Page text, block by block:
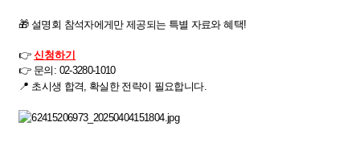
🎁 설명회 참석자에게만 제공되는 특별 자료와 혜택!
👉신청하기
👉​ 문의: 02-3280-1010
📍 초시생 합격, 확실한 전략이 필요합니다.